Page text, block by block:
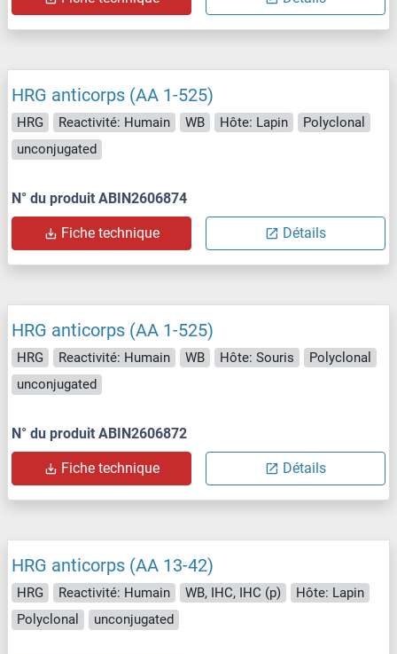
HRG anticorps (AA 1-525)
HRG Reactivité: Humain WB Hôte: Lapin
Polyclonal
unconjugated
N° du produit ABIN2606874
Fiche technique Détails
HRG anticorps (AA 1-525)
HRG Reactivité: Humain WB Hôte: Souris
Polyclonal
unconjugated
N° du produit ABIN2606872
Fiche technique Détails
HRG anticorps (AA 13-42)
HRG Reactivité: Humain WB, IHC, IHC (p)
Hôte: Lapin
Polyclonal
unconjugated